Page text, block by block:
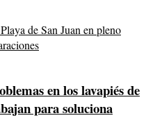
en los lavapiés de
para soluciona